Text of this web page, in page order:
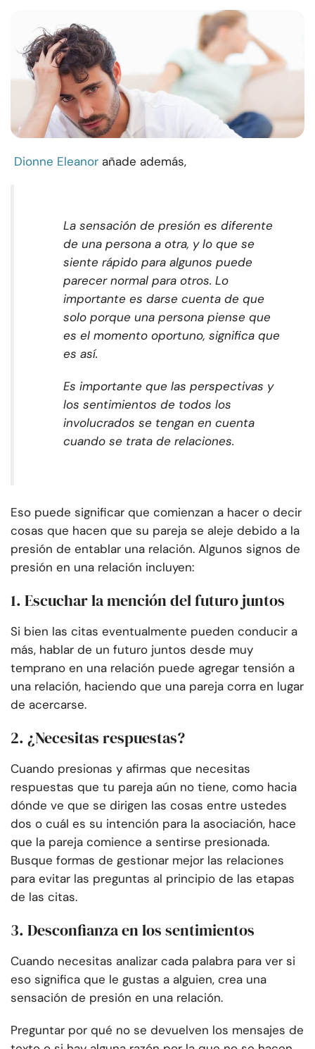
Dionne Eleanor añade además,
La sensación de presión es diferente
de una persona a otra, y lo que se
siente rápido para algunos puede
parecer normal para otros. Lo
importante es darse cuenta de que
solo porque una persona piense que
es el momento oportuno, significa que
es así.
Es importante que las perspectivas y
los sentimientos de todos los
involucrados se tengan en cuenta
cuando se trata de relaciones.
Eso puede significar que comienzan a hacer o decir
cosas que hacen que su pareja se aleje debido a la
presión de entablar una relación. Algunos signos de
presión en una relación incluyen:
1. Escuchar la mención del futuro juntos
Si bien las citas eventualmente pueden conducir a
más, hablar de un futuro juntos desde muy
temprano en una relación puede agregar tensión a
una relación, haciendo que una pareja corra en lugar
de acercarse.
2. ¿Necesitas respuestas?
Cuando presionas y afirmas que necesitas
respuestas que tu pareja aún no tiene, como hacia
dónde ve que se dirigen las cosas entre ustedes
dos o cuál es su intención para la asociación, hace
que la pareja comience a sentirse presionada.
Busque formas de gestionar mejor las relaciones
para evitar las preguntas al principio de las etapas
de las citas.
3. Desconfianza en los sentimientos
Cuando necesitas analizar cada palabra para ver si
eso significa que le gustas a alguien, crea una
sensación de presión en una relación.
Preguntar por qué no se devuelven los mensajes de